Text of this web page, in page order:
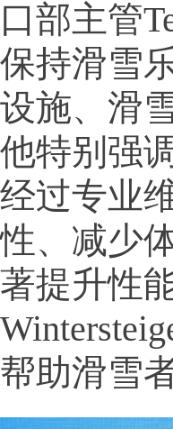
口部主管
保持滑雪
设施、滑
他特别强
经过专业
性、减少
著提升性
帮助滑雪